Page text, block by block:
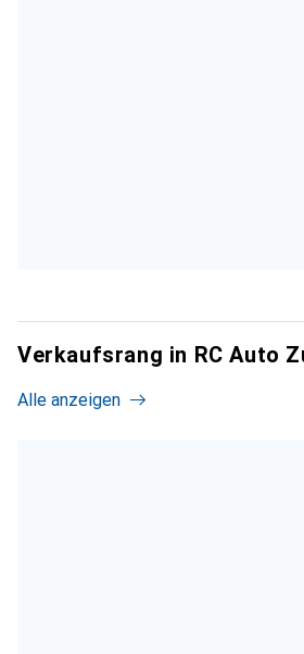
Verkaufsrang in RC Auto
Alle anzeigen